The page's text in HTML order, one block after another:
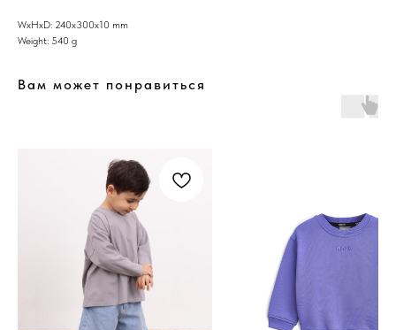
WxHxD: 240x300x10 mm
Weight: 540 g
Вам может понравиться